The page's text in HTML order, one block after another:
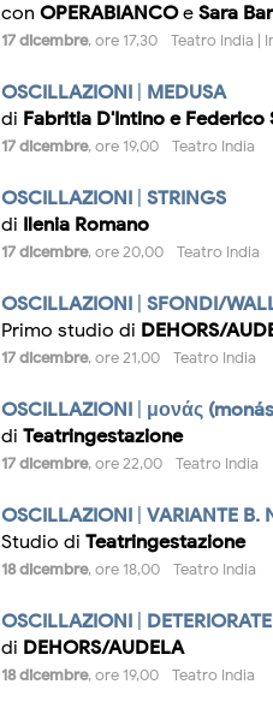
con OPERABIANCOe Sara
17 dicembre, ore 17,30 - Teatro India |
OSCILLAZIONI
MEDUSA
di Fabritia D'Intino e Federico
17 dicembre, ore 19,00 - Teatro India
OSCILLAZIONI STRINGS
di Ilenia Romano
17 dicembre, ore 20,00 - Teatro India
OSCILLAZIONI SFONDI/
Primo studio di DEHORS/
17 dicembre, ore 21,00 - Teatro India
OSCILLAZIONI
μονάς
di Teatringestazione
17 dicembre, ore 22,00 - Teatro India
OSCILLAZIONI VARIANTE B.
Studio di Teatringestazione
18 dicembre, ore 18,00 - Teatro India
OSCILLAZIONI
DETERIORATE
di DEHORS/AUDELA
18 dicembre, ore 19,00 - Teatro India